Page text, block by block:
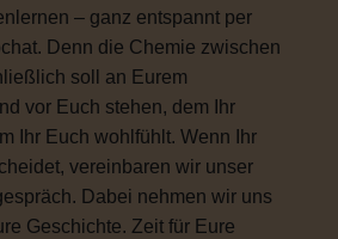
– ganz entspannt per
Denn die Chemie zwischen
soll an Eurem
vor Euch stehen, dem Ihr
Ihr Euch wohlfühlt. Wenn Ihr
vereinbaren wir unser
Dabei nehmen wir uns
Geschichte. Zeit für Eure